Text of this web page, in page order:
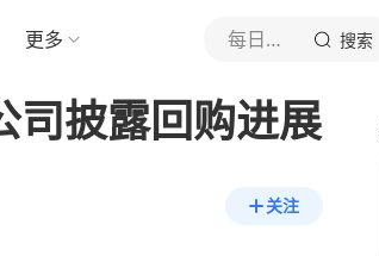
更多 每日经济新闻 搜索
司披露回购进展
关注